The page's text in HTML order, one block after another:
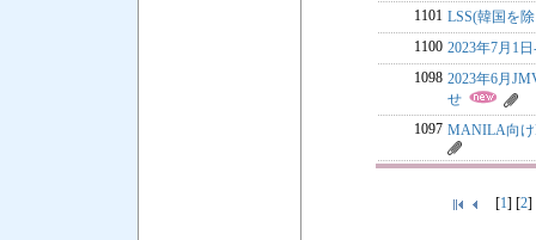
1101 LSS(韓国を
1100 2023年7月1
1098 2023年6月
せ
1097 MANILA向け
[1] [2]